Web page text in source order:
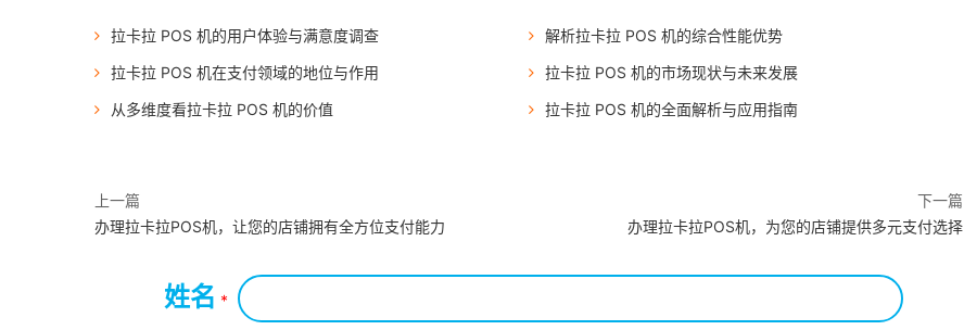
拉卡拉 POS 机的用户体验与满意度调查
解析拉卡拉 POS 机的综合性能优势
拉卡拉 POS 机在支付领域的地位与作用
拉卡拉 POS 机的市场现状与未来发展
从多维度看拉卡拉 POS 机的价值
拉卡拉 POS 机的全面解析与应用指南
上一篇
办理拉卡拉POS机，让您的店铺拥有全方位支付能力
下一篇
办理拉卡拉POS机，为您的店铺提供多元支付选择
姓名 *